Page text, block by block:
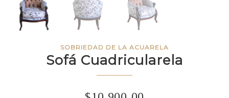
SOBRIEDAD DE LA ACUARELA
Sofá Cuadricularela